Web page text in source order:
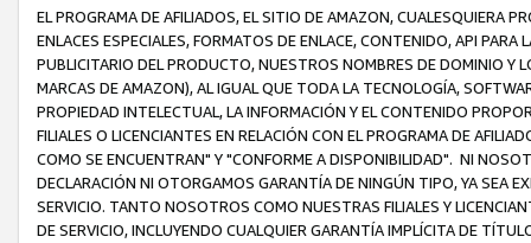
EL PROGRAMA DE AFILIADOS, EL SITIO DE AMAZON, CUALESQUIERA
ENLACES ESPECIALES, FORMATOS DE ENLACE, CONTENIDO, API
PUBLICITARIO DEL PRODUCTO, NUESTROS NOMBRES DE DOMINIO Y
MARCAS DE AMAZON), AL IGUAL QUE TODA LA TECNOLOGÍA,
PROPIEDAD INTELECTUAL, LA INFORMACIÓN Y EL CONTENIDO
FILIALES O LICENCIANTES EN RELACIÓN CON EL PROGRAMA DE
COMO SE ENCUENTRAN" Y "CONFORME A DISPONIBILIDAD". NI
DECLARACIÓN NI OTORGAMOS GARANTÍA DE NINGÚN TIPO, YA SEA
SERVICIO. TANTO NOSOTROS COMO NUESTRAS FILIALES Y
DE SERVICIO, INCLUYENDO CUALQUIER GARANTÍA IMPLÍCITA DE